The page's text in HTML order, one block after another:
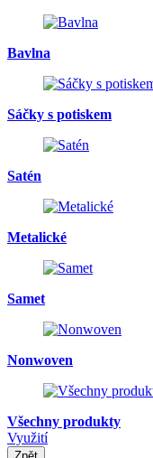
Bavlna
Sáčky s potiskem
Satén
Metalické
Samet
Nonwoven
Všechny produkty
Využití